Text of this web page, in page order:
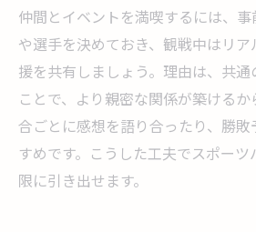
仲間とイベントを満喫するには、
や選手を決めておき、観戦中はリ
援を共有しましょう。理由は、共
ことで、より親密な関係が築ける
合ごとに感想を語り合ったり、勝
すめです。こうした工夫でスポー
限に引き出せます。